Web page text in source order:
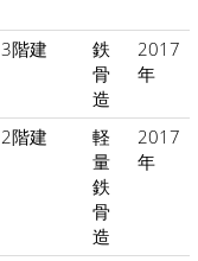
3階建
鉄
骨
造
2017
年
2階建
軽
量
鉄
骨
造
2017
年